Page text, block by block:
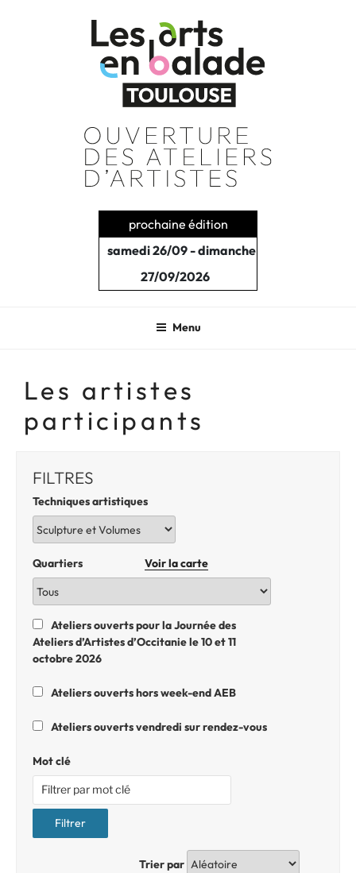
prochaine édition
samedi 26/09 - dimanche
27/09/2026
Menu
Les artistes
participants
FILTRES
Techniques artistiques
Quartiers Voir la carte
Ateliers ouverts pour la Journée des
Ateliers d’Artistes d’Occitanie le 10 et 11
octobre 2026
Ateliers ouverts hors week-end AEB
Ateliers ouverts vendredi sur rendez-vous
Mot clé
Trier par